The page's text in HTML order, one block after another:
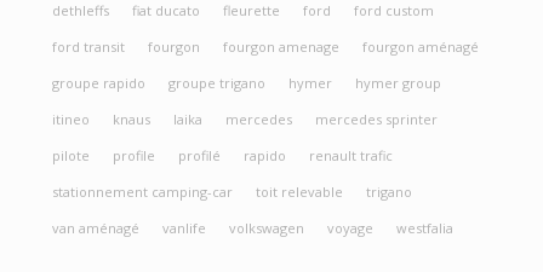
dethleffs
fiat ducato fleurette ford
ford custom
ford transit
fourgon fourgon amenage
fourgon aménagé
groupe rapido
groupe trigano hymer
hymer group
itineo
knaus laika mercedes
mercedes sprinter
pilote
profile profilé rapido
renault trafic
stationnement camping-car
toit relevable
trigano
van aménagé
vanlife volkswagen voyage westfalia